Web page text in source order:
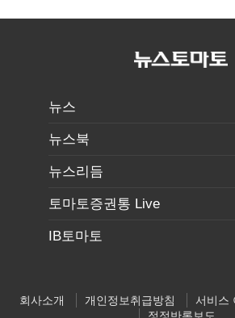
뉴스
뉴스북
뉴스리듬
토마토증권통 Live
IB토마토
회사소개 개인정보취급방침 서비스